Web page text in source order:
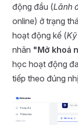
động đầu (Lãnh
online) ở trạng
hoạt động kế (
nhãn "Mở khoá
học hoạt động
tiếp theo đúng